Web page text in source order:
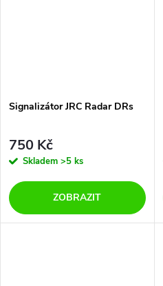
Signalizátor JRC Radar DRs
750 Kč
Skladem >5 ks
ZOBRAZIT